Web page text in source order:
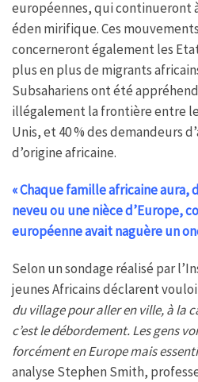
européennes, qui continueront
éden mirifique. Ces
concerneront également les
plus en plus de migrants
Subsahariens ont été
illégalement la frontière entre
Unis, et 40 % des demandeurs
d’origine africaine.
« Chaque famille africaine aura,
neveu ou une nièce d’Europe,
européenne avait naguère un
Selon un sondage réalisé par
jeunes Africains déclarent
du village pour aller en ville, à la
c’est le débordement. Les gens
forcément en Europe mais
analyse Stephen Smith,